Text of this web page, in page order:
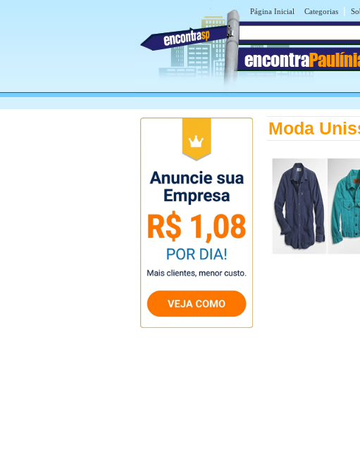
Página Inicial Categorias |
encontra
Moda